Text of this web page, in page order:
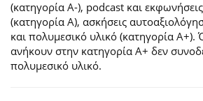
(κατηγορία Α-), podcast και εκφωνήσεις
(κατηγορία Α), ασκήσεις
και πολυμεσικό υλικό (κατηγορία
ανήκουν στην κατηγορία Α+ δεν
πολυμεσικό υλικό.